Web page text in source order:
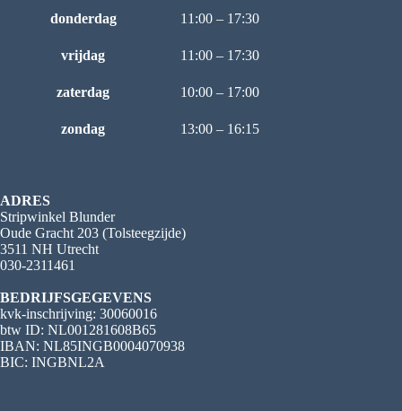
donderdag 11:00 – 17:30
vrijdag 11:00 – 17:30
zaterdag 10:00 – 17:00
zondag 13:00 – 16:15
ADRES
Stripwinkel Blunder
Oude Gracht 203 (Tolsteegzijde)
3511 NH Utrecht
030-2311461
BEDRIJFSGEGEVENS
kvk-inschrijving: 30060016
btw ID: NL001281608B65
IBAN: NL85INGB0004070938
BIC: INGBNL2A